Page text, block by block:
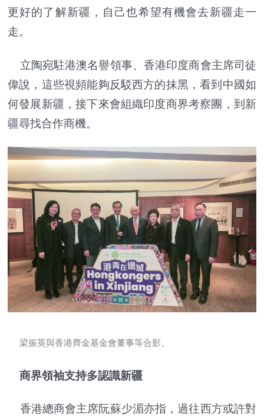
更好的了解新疆，自己也希望有機會去新疆走一
走。
立陶宛駐港澳名譽領事、香港印度商會主席司徒
偉說，這些視頻能夠反駁西方的抹黑，看到中國如
何發展新疆，接下來會組織印度商界考察團，到新
疆尋找合作商機。
梁振英與香港齊金基金會董事等合影。
商界領袖支持多認識新疆
香港總商會主席阮蘇少湄亦指，過往西方或許對